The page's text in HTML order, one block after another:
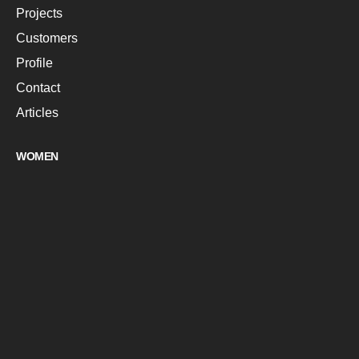
Projects
Customers
Profile
Contact
Articles
WOMEN